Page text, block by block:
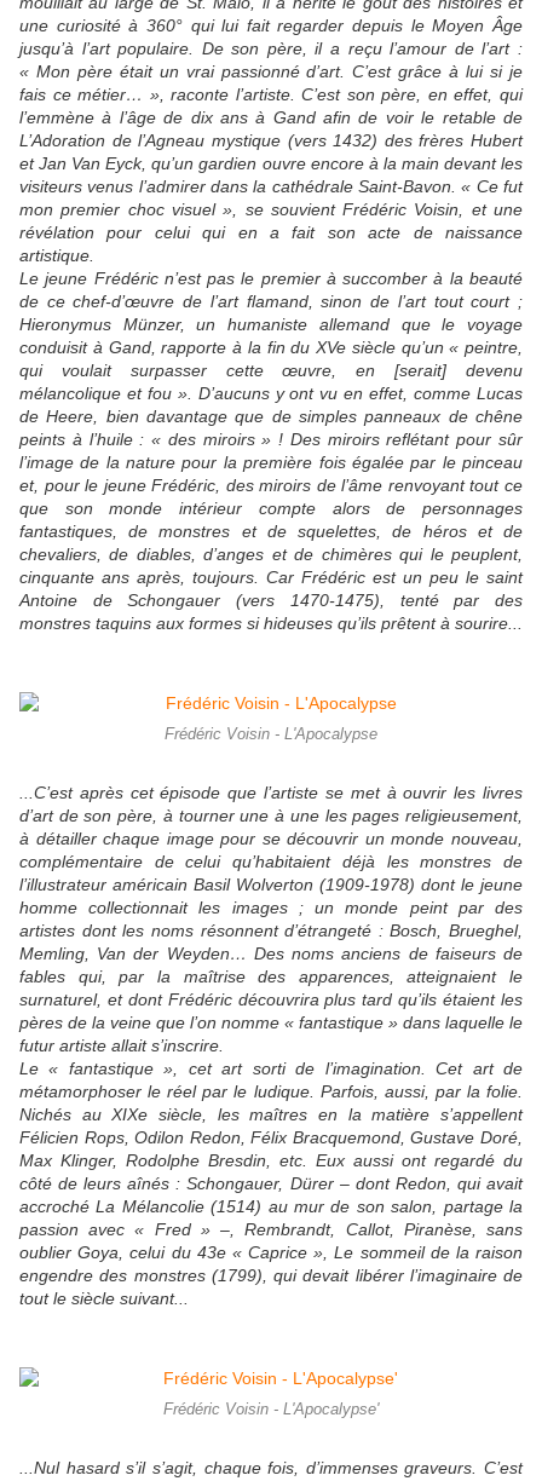
une curiosité à 360° qui lui fait regarder depuis le Moyen Âge
jusqu’à l’art populaire. De son père, il a reçu l’amour de l’art :
« Mon père était un vrai passionné d’art. C’est grâce à lui si je
fais ce métier… », raconte l’artiste. C’est son père, en effet, qui
l’emmène à l’âge de dix ans à Gand afin de voir le retable de
L’Adoration de l’Agneau mystique (vers 1432) des frères Hubert
et Jan Van Eyck, qu’un gardien ouvre encore à la main devant les
visiteurs venus l’admirer dans la cathédrale Saint-Bavon. « Ce fut
mon premier choc visuel », se souvient Frédéric Voisin, et une
révélation pour celui qui en a fait son acte de naissance
artistique.
Le jeune Frédéric n’est pas le premier à succomber à la beauté
de ce chef-d’œuvre de l’art flamand, sinon de l’art tout court ;
Hieronymus Münzer, un humaniste allemand que le voyage
conduisit à Gand, rapporte à la fin du XVe siècle qu’un « peintre,
qui voulait surpasser cette œuvre, en [serait] devenu
mélancolique et fou ». D’aucuns y ont vu en effet, comme Lucas
de Heere, bien davantage que de simples panneaux de chêne
peints à l’huile : « des miroirs » ! Des miroirs reflétant pour sûr
l’image de la nature pour la première fois égalée par le pinceau
et, pour le jeune Frédéric, des miroirs de l’âme renvoyant tout ce
que son monde intérieur compte alors de personnages
fantastiques, de monstres et de squelettes, de héros et de
chevaliers, de diables, d’anges et de chimères qui le peuplent,
cinquante ans après, toujours. Car Frédéric est un peu le saint
Antoine de Schongauer (vers 1470-1475), tenté par des
monstres taquins aux formes si hideuses qu’ils prêtent à sourire...
Frédéric Voisin - L'Apocalypse
...C’est après cet épisode que l’artiste se met à ouvrir les livres
d’art de son père, à tourner une à une les pages religieusement,
à détailler chaque image pour se découvrir un monde nouveau,
complémentaire de celui qu’habitaient déjà les monstres de
l’illustrateur américain Basil Wolverton (1909-1978) dont le jeune
homme collectionnait les images ; un monde peint par des
artistes dont les noms résonnent d’étrangeté : Bosch, Brueghel,
Memling, Van der Weyden… Des noms anciens de faiseurs de
fables qui, par la maîtrise des apparences, atteignaient le
surnaturel, et dont Frédéric découvrira plus tard qu’ils étaient les
pères de la veine que l’on nomme « fantastique » dans laquelle le
futur artiste allait s’inscrire.
Le « fantastique », cet art sorti de l’imagination. Cet art de
métamorphoser le réel par le ludique. Parfois, aussi, par la folie.
Nichés au XIXe siècle, les maîtres en la matière s’appellent
Félicien Rops, Odilon Redon, Félix Bracquemond, Gustave Doré,
Max Klinger, Rodolphe Bresdin, etc. Eux aussi ont regardé du
côté de leurs aînés : Schongauer, Dürer – dont Redon, qui avait
accroché La Mélancolie (1514) au mur de son salon, partage la
passion avec « Fred » –, Rembrandt, Callot, Piranèse, sans
oublier Goya, celui du 43e « Caprice », Le sommeil de la raison
engendre des monstres (1799), qui devait libérer l’imaginaire de
tout le siècle suivant...
Frédéric Voisin - L'Apocalypse'
...Nul hasard s’il s’agit, chaque fois, d’immenses graveurs. C’est